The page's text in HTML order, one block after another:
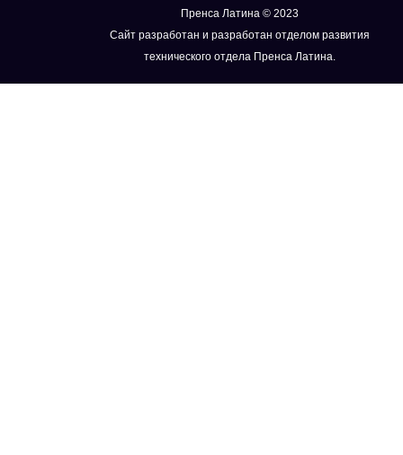
Пренса Латина © 2023
Сайт разработан и разработан отделом развития
технического отдела Пренса Латина.